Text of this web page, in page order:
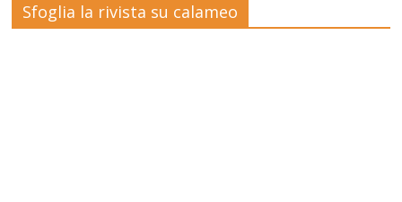
Sfoglia la rivista su calameo